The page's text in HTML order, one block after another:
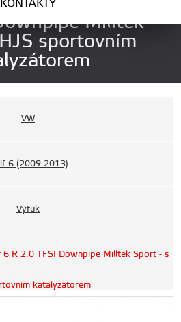
KONTAKTY
Milltek
sportovním
VW
6 (2009-2013)
Výfuk
R 2.0 TFSI Downpipe Milltek Sport - s
katalyzátorem